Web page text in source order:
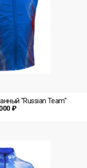
"Russian Team"
₽